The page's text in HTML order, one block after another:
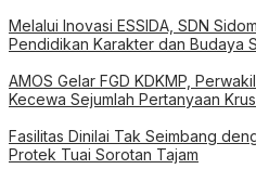
Melalui Inovasi ESSIDA, SDN
Pendidikan Karakter dan Budaya
AMOS Gelar FGD KDKMP,
Kecewa Sejumlah Pertanyaan
Fasilitas Dinilai Tak Seimbang
Protek Tuai Sorotan Tajam